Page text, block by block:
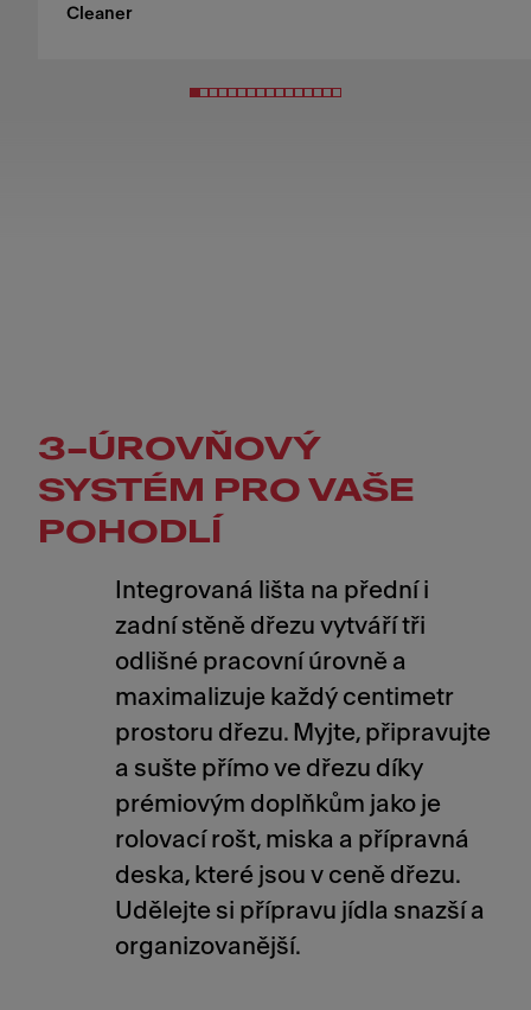
Cleaner
3–ÚROVŇOVÝ
SYSTÉM PRO VAŠE
POHODLÍ
Integrovaná lišta na přední i
zadní stěně dřezu vytváří tři
odlišné pracovní úrovně a
maximalizuje každý centimetr
prostoru dřezu. Myjte, připravujte
a sušte přímo ve dřezu díky
prémiovým doplňkům jako je
rolovací rošt, miska a přípravná
deska, které jsou v ceně dřezu.
Udělejte si přípravu jídla snazší a
organizovanější.